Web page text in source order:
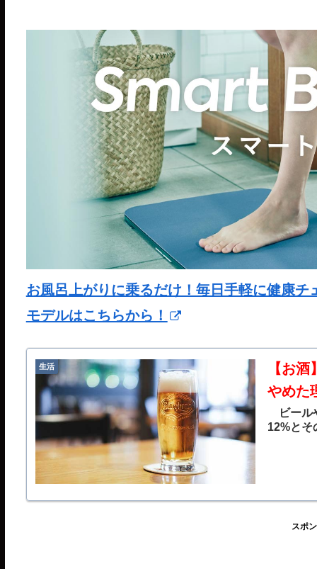
お風呂上がりに乗るだけ！毎日手軽に健康
モデルはこちらから！
生活
【お
やめた
ビール
12%とそ
スポ